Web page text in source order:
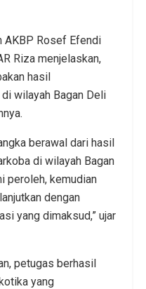
AKBP Rosef Efendi
Riza menjelaskan,
hasil
wilayah Bagan Deli
berawal dari hasil
di wilayah Bagan
peroleh, kemudian
dengan
yang dimaksud,” ujar
petugas berhasil
yang